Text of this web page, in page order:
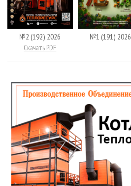
№2 (192) 2026
Скачать PDF
№1 (191) 2026